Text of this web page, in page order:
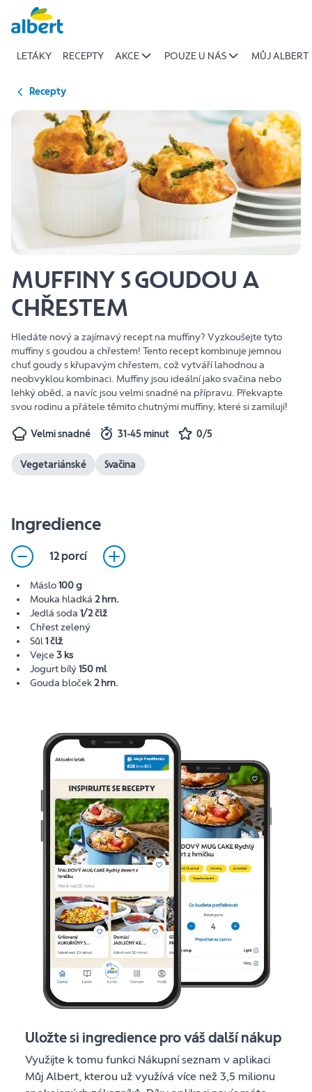
Přeskočit
LETÁKY RECEPTY AKCE POUZE U NÁS MŮJ ALBERT
Recepty
MUFFINY S GOUDOU A
CHŘESTEM
Hledáte nový a zajímavý recept na muffiny? Vyzkoušejte tyto
muffiny s goudou a chřestem! Tento recept kombinuje jemnou
chuť goudy s křupavým chřestem, což vytváří lahodnou a
neobvyklou kombinaci. Muffiny jsou ideální jako svačina nebo
lehký oběd, a navíc jsou velmi snadné na přípravu. Překvapte
svou rodinu a přátele těmito chutnými muffiny, které si zamilují!
Velmi snadné 31-45 minut 0/5
Vegetariánské Svačina
Ingredience
12 porcí
Máslo100 g
Mouka hladká 2 hrn.
Jedlá soda 1/2 člž
Chřest zelený
Sůl1 člž
Vejce3 ks
Jogurt bílý150 ml
Gouda bloček2 hrn.
Uložte si ingredience pro váš další nákup
Využijte k tomu funkci Nákupní seznam v aplikaci
Můj Albert, kterou už využívá více než 3,5 milionu